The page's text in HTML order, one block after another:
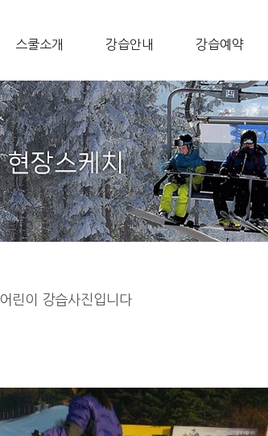
스쿨소개 강습안내 강습예약
어린이 강습사진입니다